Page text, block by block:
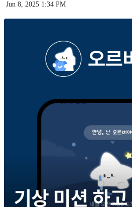
Jun 8, 2025 1:34 PM